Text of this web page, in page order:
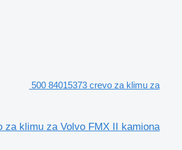
500 84015373 crevo za klimu za
za klimu za Volvo FMX II kamiona